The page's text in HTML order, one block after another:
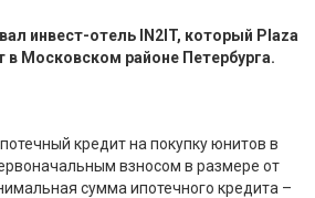
инвест-отель IN2IT, который Plaza
в Московском районе Петербурга.
кредит на покупку юнитов в
взносом в размере от
сумма ипотечного кредита –